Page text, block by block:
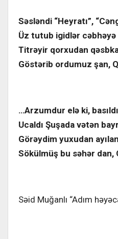
Səsləndi “Heyratı”,
Üz tutub igidlər
Titrəyir qorxudan
Göstərib ordumuz şan,
…Arzumdur elə ki,
Ucaldı Şuşada vətən
Görəydim yuxudan
Sökülmüş bu səhər dan,
Səid Muğanlı “Adım